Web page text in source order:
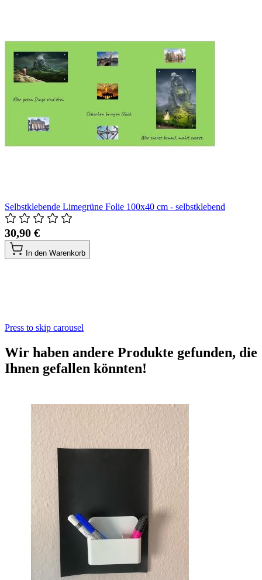
Selbstklebende Limegrüne Folie 100x40 cm - selbstklebend
30,90 €
In den Warenkorb
Press to skip carousel
Wir haben andere Produkte gefunden, die
Ihnen gefallen könnten!